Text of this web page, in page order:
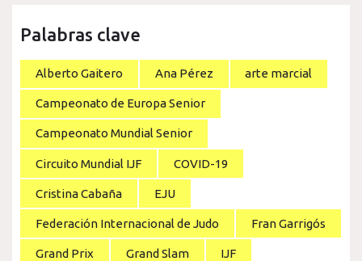
Palabras clave
Alberto Gaitero Ana Pérez arte marcial
Campeonato de Europa Senior
Campeonato Mundial Senior
Circuito Mundial IJF COVID-19
Cristina Cabaña EJU
Federación Internacional de Judo Fran Garrigós
Grand Prix Grand Slam IJF